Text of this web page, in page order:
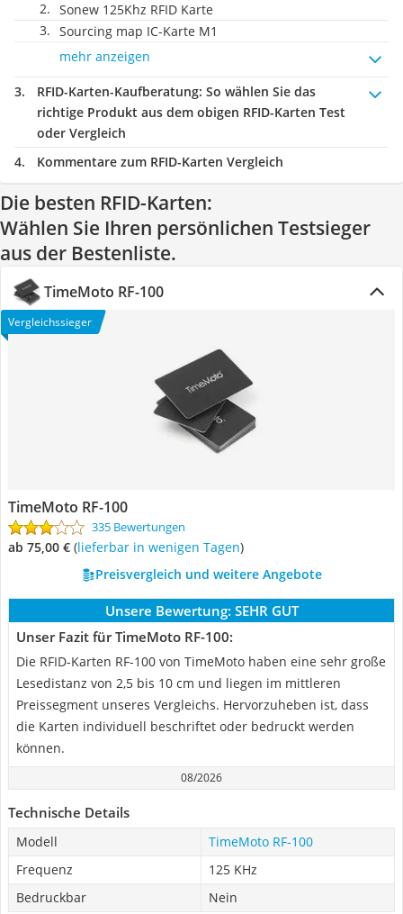
Sonew 125Khz RFID Karte
Sourcing map IC-Karte M1
mehr anzeigen
RFID-Karten-Kaufberatung: So wählen Sie das
richtige Produkt aus dem obigen RFID-Karten Test
oder Vergleich
Kommentare zum RFID-Karten Vergleich
Die besten RFID-Karten:
Wählen Sie Ihren persönlichen Testsieger
aus der Bestenliste.
TimeMoto RF-100
Vergleichssieger
TimeMoto RF-100
335 Bewertungen
ab 75,00 € ( Lieferbar in wenigen Tagen)
Preisvergleich und weitere Angebote
Unsere Bewertung: SEHR GUT
Unser Fazit für TimeMoto RF-100:
Die RFID-Karten RF-100 von TimeMoto haben eine sehr große
Lesedistanz von 2,5 bis 10 cm und liegen im mittleren
Preissegment unseres Vergleichs. Hervorzuheben ist, dass
die Karten individuell beschriftet oder bedruckt werden
können.
08/2026
Technische Details
Modell
TimeMoto RF-100
Frequenz
125 KHz
Bedruckbar
Nein